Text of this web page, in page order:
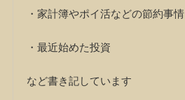
・家計簿やポイ活などの節約事情
・最近始めた投資
など書き記しています